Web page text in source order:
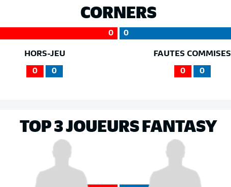
CORNERS
0 0
HORS-JEU
0 0
FAUTES COMMISES
0 0
TOP 3 JOUEURS FANTASY